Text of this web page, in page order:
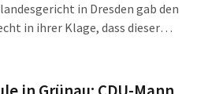
in Dresden gab den
in ihrer Klage, dass dieser
Stand vom April 2013.